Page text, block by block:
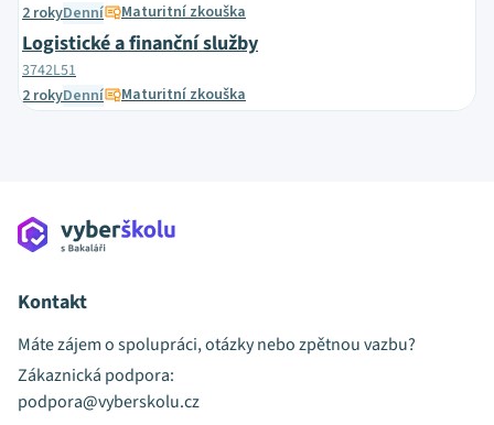
2 rokyDenní Maturitní zkouška
Logistické a finanční služby
3742L51
2 rokyDenní Maturitní zkouška
Kontakt
Máte zájem o spolupráci, otázky nebo zpětnou vazbu?
Zákaznická podpora:
podpora@vyberskolu.cz